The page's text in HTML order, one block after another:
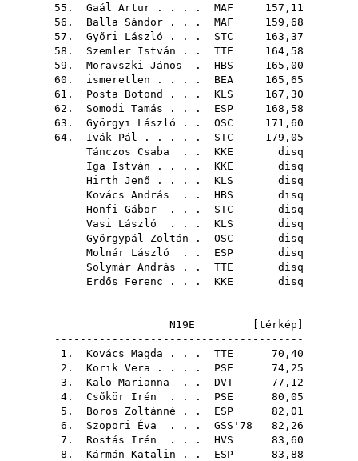
55. Gaál Artur . . . . MAF 157,11
56. Balla Sándor . . . MAF 159,68
57. Győri László . . . STC 163,37
58. Szemler István . . TTE 164,58
59. Moravszki János . HBS 165,00
60. ismeretlen . . . . BEA 165,65
61. Posta Botond . . . KLS 167,30
62. Somodi Tamás . . . ESP 168,58
63. Györgyi László . . OSC 171,60
64. Ivák Pál . . . . . STC 179,05
Tánczos Csaba . . KKE disq
Iga István . . . . KKE disq
Hirth Jenő . . . . KLS disq
Kovács András . . HBS disq
Honfi Gábor . . . STC disq
Vasi László . . . KLS disq
Györgypál Zoltán . OSC disq
Molnár László . . ESP disq
Solymár András . . TTE disq
Erdős Ferenc . . . KKE disq
N19E [ térkép
---------------------------------------
1. Kovács Magda . . . TTE 70,40
2. Korik Vera . . . . PSE 74,25
3. Kalo Marianna . . DVT 77,12
4. Csőkör Irén . . . PSE 80,05
5. Boros Zoltánné . . ESP 82,01
6. Szopori Éva . . . GSS'78 82,26
7. Rostás Irén . . . HVS 83,60
8. Kármán Katalin . . ESP 83,88